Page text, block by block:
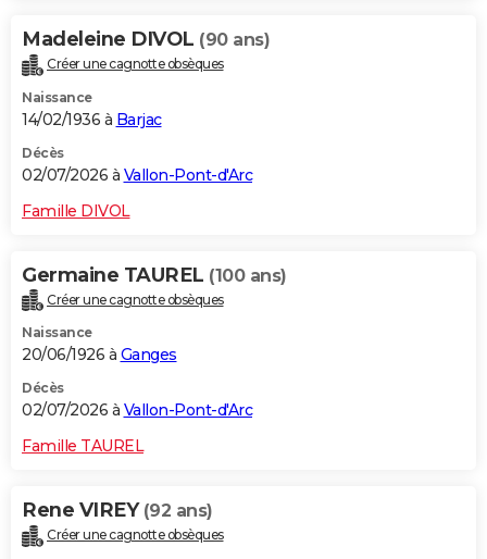
Madeleine DIVOL (90 ans)
Créer une cagnotte obsèques
Naissance
14/02/1936 à Barjac
Décès
02/07/2026 à Vallon-Pont-d'Arc
Famille DIVOL
Germaine TAUREL (100 ans)
Créer une cagnotte obsèques
Naissance
20/06/1926 à Ganges
Décès
02/07/2026 à Vallon-Pont-d'Arc
Famille TAUREL
Rene VIREY (92 ans)
Créer une cagnotte obsèques